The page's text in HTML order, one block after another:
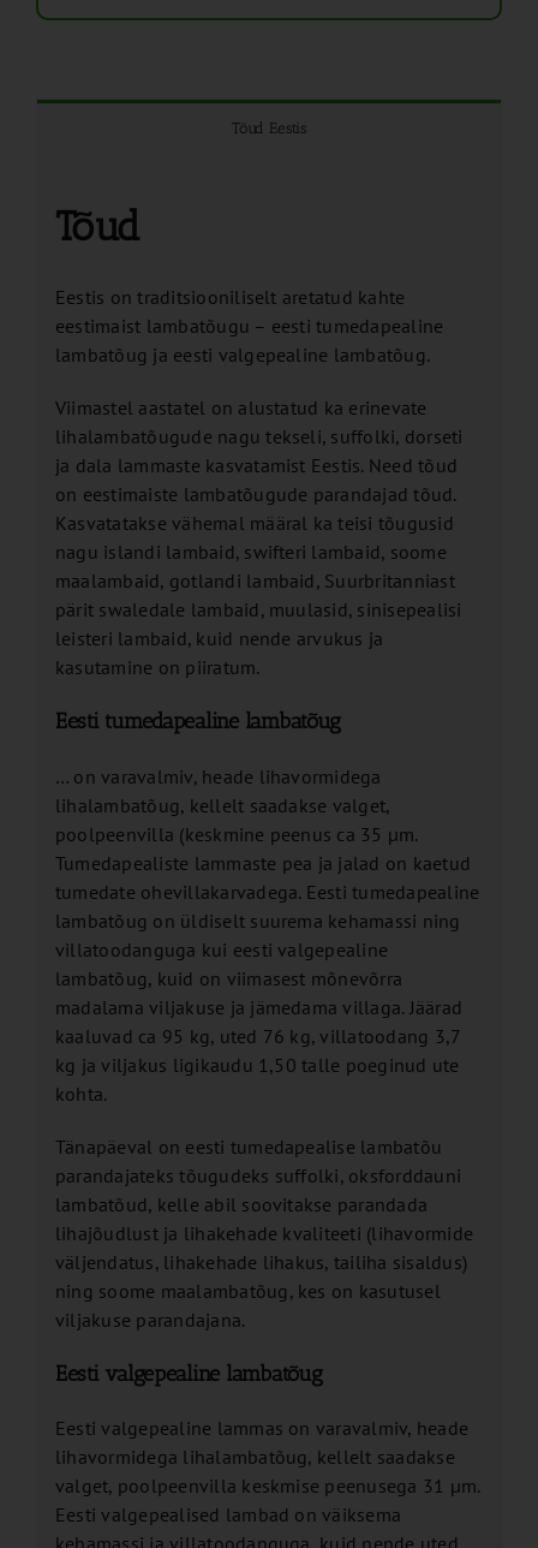
Tõud Eestis
Tõud
Eestis on traditsiooniliselt aretatud kahte
eestimaist lambatõugu – eesti tumedapealine
lambatõug ja eesti valgepealine lambatõug.
Viimastel aastatel on alustatud ka erinevate
lihalambatõugude nagu tekseli, suffolki, dorseti
ja dala lammaste kasvatamist Eestis. Need tõud
on eestimaiste lambatõugude parandajad tõud.
Kasvatatakse vähemal määral ka teisi tõugusid
nagu islandi lambaid, swifteri lambaid, soome
maalambaid, gotlandi lambaid, Suurbritanniast
pärit swaledale lambaid, muulasid, sinisepealisi
leisteri lambaid, kuid nende arvukus ja
kasutamine on piiratum.
Eesti tumedapealine lambatõug
… on varavalmiv, heade lihavormidega
lihalambatõug, kellelt saadakse valget,
poolpeenvilla (keskmine peenus ca 35 µm.
Tumedapealiste lammaste pea ja jalad on kaetud
tumedate ohevillakarvadega. Eesti tumedapealine
lambatõug on üldiselt suurema kehamassi ning
villatoodanguga kui eesti valgepealine
lambatõug, kuid on viimasest mõnevõrra
madalama viljakuse ja jämedama villaga. Jäärad
kaaluvad ca 95 kg, uted 76 kg, villatoodang 3,7
kg ja viljakus ligikaudu 1,50 talle poeginud ute
kohta.
Tänapäeval on eesti tumedapealise lambatõu
parandajateks tõugudeks suffolki, oksforddauni
lambatõud, kelle abil soovitakse parandada
lihajõudlust ja lihakehade kvaliteeti (lihavormide
väljendatus, lihakehade lihakus, tailiha sisaldus)
ning soome maalambatõug, kes on kasutusel
viljakuse parandajana.
Eesti valgepealine lambatõug
Eesti valgepealine lammas on varavalmiv, heade
lihavormidega lihalambatõug, kellelt saadakse
valget, poolpeenvilla keskmise peenusega 31 µm.
Eesti valgepealised lambad on väiksema